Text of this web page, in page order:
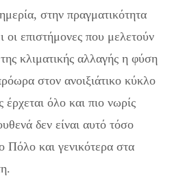
στην πραγματικότητα
οι επιστήμονες που μελετούν
κλιματικής αλλαγής η φύση
στον ανοιξιάτικο κύκλο
όλο και πιο νωρίς
δεν είναι αυτό τόσο
Πόλο και γενικότερα στα